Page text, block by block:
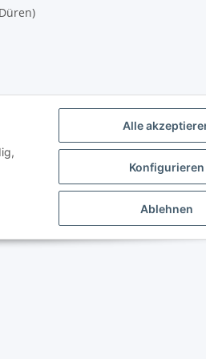
Alle
Konfigurieren
Ablehnen